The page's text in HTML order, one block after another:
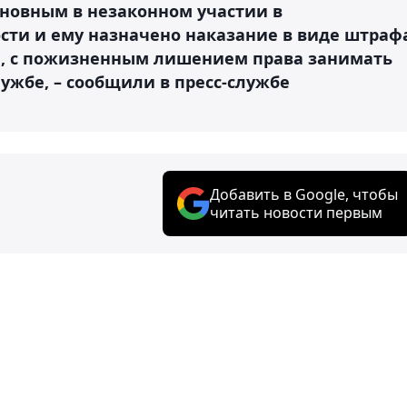
в незаконном участии в
и ему назначено наказание в виде
с пожизненным лишением права занимать
– сообщили в пресс-службе
Добавить в Google, чтобы
читать новости первым